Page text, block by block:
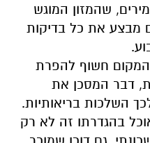
שהמזון המוגש
מבצע את כל בדיקות
המקום חשוף להפרת
דבר המסכן את
השלכות בריאותיות.
בהגדרתו זה לא רק